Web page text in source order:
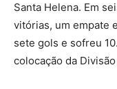
Santa Helena. Em
vitórias, um empate
sete gols e sofreu
colocação da